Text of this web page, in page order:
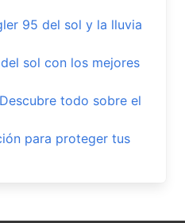
95 del sol y la lluvia
sol con los mejores
todo sobre el
para proteger tus